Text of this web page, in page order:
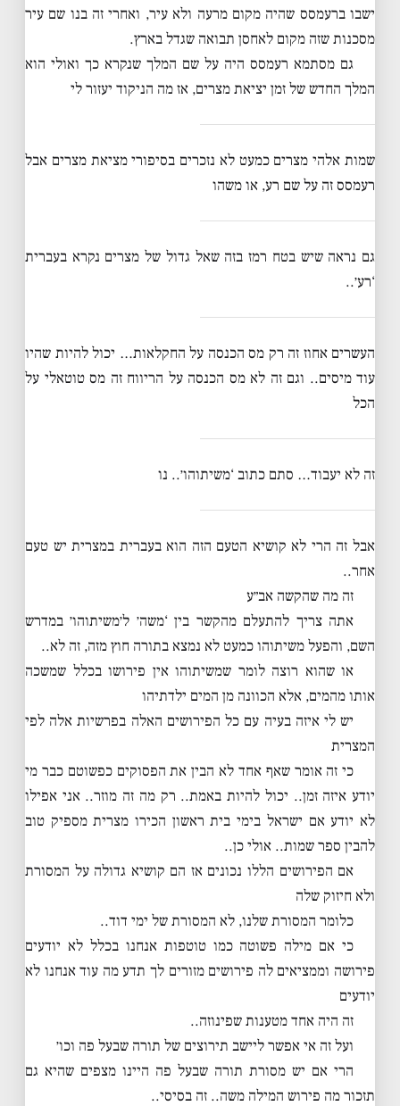
ישבו ברעמסס שהיה מקום מרעה ולא עיר, ואחרי זה בנו שם עיר
מסכנות שזה מקום לאחסן תבואה שגדל בארץ.
גם מסתמא רעמסס היה על שם המלך שנקרא כך ואולי הוא
המלך החדש של זמן יציאת מצרים, אז מה הניקוד יעזור לי
שמות אלהי מצרים כמעט לא נזכרים בסיפורי מציאת מצרים אבל
רעמסס זה על שם רע, או משהו
גם נראה שיש בטח רמז בזה שאל גדול של מצרים נקרא בעברית
‘רע׳..
העשרים אחוז זה רק מס הכנסה על החקלאות… יכול להיות שהיו
עוד מיסים.. וגם זה לא מס הכנסה על הריווח זה מס טוטאלי על
הכל
זה לא יעבוד… סתם כתוב ‘משיתוהו׳.. נו
אבל זה הרי לא קושיא הטעם הזה הוא בעברית במצרית יש טעם
אחר..
זה מה שהקשה אב״ע
אתה צריך להתעלם מהקשר בין ‘משה׳ ל׳משיתוהו׳ במדרש
השם, והפעל משיתוהו כמעט לא נמצא בתורה חוץ מזה, זה לא..
או שהוא רוצה לומר שמשיתוהו אין פירושו בכלל שמשכה
אותו מהמים, אלא הכוונה מן המים ילדתיהו
יש לי איזה בעיה עם כל הפירושים האלה בפרשיות אלה לפי
המצרית
כי זה אומר שאף אחד לא הבין את הפסוקים כפשוטם כבר מי
יודע איזה זמן.. יכול להיות באמת.. רק מה זה מוזר.. אני אפילו
לא יודע אם ישראל בימי בית ראשון הכירו מצרית מספיק טוב
להבין ספר שמות.. אולי כן..
אם הפירושים הללו נכונים אז הם קושיא גדולה על המסורת
ולא חיזוק שלה
כלומר המסורת שלנו, לא המסורת של ימי דוד..
כי אם מילה פשוטה כמו טוטפות אנחנו בכלל לא יודעים
פירושה וממציאים לה פירושים מזורים לך תדע מה עוד אנחנו לא
יודעים
זה היה אחד מטענות שפינוזה..
ועל זה אי אפשר ליישב תירוצים של תורה שבעל פה וכו׳
הרי אם יש מסורת תורה שבעל פה היינו מצפים שהיא גם
תזכור מה פירוש המילה משה.. זה בסיסי..